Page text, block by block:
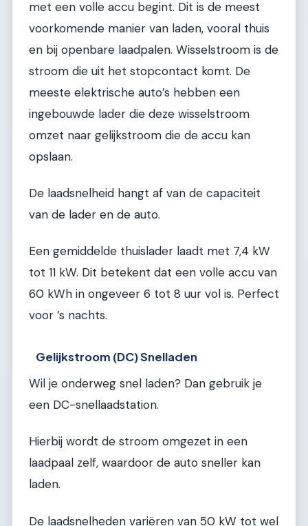
met een volle accu begint. Dit is de meest
voorkomende manier van laden, vooral thuis
en bij openbare laadpalen. Wisselstroom is de
stroom die uit het stopcontact komt. De
meeste elektrische auto’s hebben een
ingebouwde lader die deze wisselstroom
omzet naar gelijkstroom die de accu kan
opslaan.
De laadsnelheid hangt af van de capaciteit
van de lader en de auto.
Een gemiddelde thuislader laadt met 7,4 kW
tot 11 kW. Dit betekent dat een volle accu van
60 kWh in ongeveer 6 tot 8 uur vol is. Perfect
voor ’s nachts.
Gelijkstroom (DC) Snelladen
Wil je onderweg snel laden? Dan gebruik je
een DC-snellaadstation.
Hierbij wordt de stroom omgezet in een
laadpaal zelf, waardoor de auto sneller kan
laden.
De laadsnelheden variëren van 50 kW tot wel